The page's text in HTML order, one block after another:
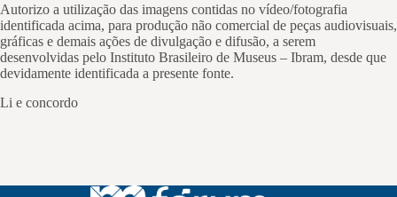
Autorizo a utilização das imagens contidas no vídeo/fotografia
identificada acima, para produção não comercial de peças audiovisuais,
gráficas e demais ações de divulgação e difusão, a serem
desenvolvidas pelo Instituto Brasileiro de Museus – Ibram, desde que
devidamente identificada a presente fonte.
Li e concordo